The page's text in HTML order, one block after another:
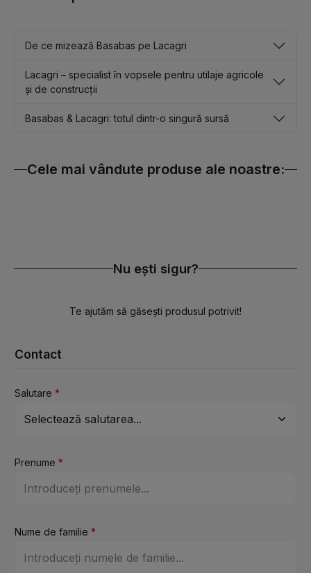
De ce mizează Basabas pe Lacagri
Lacagri – specialist în vopsele pentru utilaje agricole
și de construcții
Basabas & Lacagri: totul dintr-o singură sursă
Cele mai vândute produse ale noastre:
Nu ești sigur?
Te ajutăm să găsești produsul potrivit!
Contact
Salutare *
Prenume *
Nume de familie *